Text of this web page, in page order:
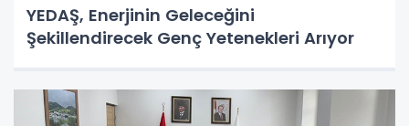
YEDAŞ, Enerjinin Geleceğini
Şekillendirecek Genç Yetenekleri Arıyor